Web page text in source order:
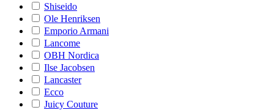
Shiseido
Ole Henriksen
Emporio Armani
Lancome
OBH Nordica
Ilse Jacobsen
Lancaster
Ecco
Juicy Couture